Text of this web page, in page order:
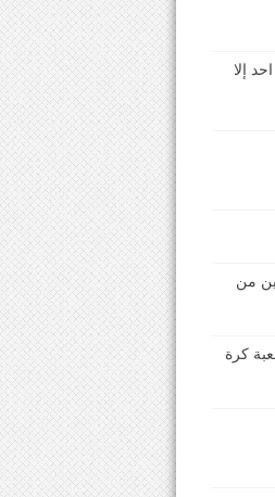
إلا
من
كرة